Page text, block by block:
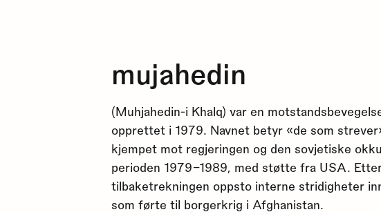
mujahedin
(Muhjahedin-i Khalq) var en
opprettet i 1979. Navnet betyr «de som
kjempet mot regjeringen og den sovjetiske
perioden 1979–1989, med støtte fra USA.
tilbaketrekningen oppsto interne stridigheter
som førte til borgerkrig i Afghanistan.